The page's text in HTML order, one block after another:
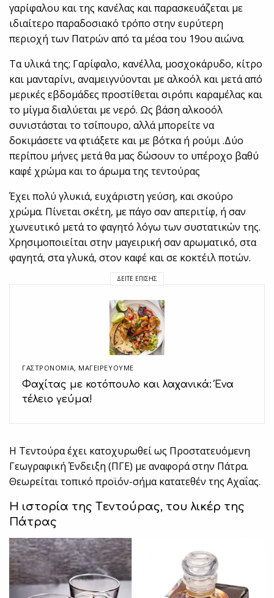
γαρίφαλου και της κανέλας και παρασκευάζεται με
ιδιαίτερο παραδοσιακό τρόπο στην ευρύτερη
περιοχή των Πατρών από τα μέσα του 19ου αιώνα.
Τα υλικά της; Γαρίφαλο, κανέλλα, μοσχοκάρυδο, κίτρο
και μανταρίνι, αναμειγνύονται με αλκοόλ και μετά από
μερικές εβδομάδες προστίθεται σιρόπι καραμέλας και
το μίγμα διαλύεται με νερό. Ως βάση αλκοοόλ
συνιστάσται το τσίπουρο, αλλά μπορείτε να
δοκιμάσετε να φτιάξετε και με βότκα ή ρούμι .Δύο
περίπου μήνες μετά θα μας δώσουν το υπέροχο βαθύ
καφέ χρώμα και το άρωμα της τεντούρας
Έχει πολύ γλυκιά, ευχάριστη γεύση, και σκούρο
χρώμα. Πίνεται σκέτη, με πάγο σαν απεριτίφ, ή σαν
χωνευτικό μετά το φαγητό λόγω των συστατικών της.
Χρησιμοποιείται στην μαγειρική σαν αρωματικό, στα
φαγητά, στα γλυκά, στον καφέ και σε κοκτέιλ ποτών.
ΔΕΊΤΕ ΕΠΊΣΗΣ
ΓΑΣΤΡΟΝΟΜΙΑ, ΜΑΓΕΙΡΕΎΟΥΜΕ
Φαχίτας με κοτόπουλο και λαχανικά: Ένα
τέλειο γεύμα!
Η Τεντούρα έχει κατοχυρωθεί ως Προστατευόμενη
Γεωγραφική Ένδειξη (ΠΓΕ) με αναφορά στην Πάτρα.
Θεωρείται τοπικό προϊόν-σήμα κατατεθέν της Αχαΐας.
Η ιστορία της Tεντούρας, του λικέρ της
Πάτρας